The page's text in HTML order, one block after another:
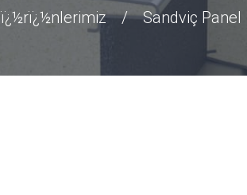
ï¿½rï¿½nlerimiz Sandviç Panel